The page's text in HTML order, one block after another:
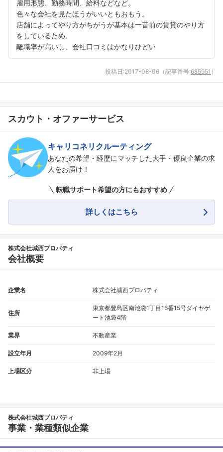
フォローしました
こちらの企業もフォローしませんか？
雇用形態、勤務時間、給料などなど。
色々な会社を見たほうがいいともおもう。
店舗によってやり方がちがうが基本は一昔前の賃貸のやり方
をしているため、
離職率が高いし、会社口コミはかなりひどい
投稿日:2017-08-06 （記事番号:685951 ）
スカウト・オファーサービス
キャリコネリクルーティング
あなたの希望・経歴にマッチした大手・優良企業の求
人をお届け！
転職サポート希望の方にもおすすめ
詳しくはこちら
株式会社城西プロパティ
会社概要
企業名 株式会社城西プロパティ
住所
東京都豊島区南池袋1丁目16番15号ダイヤゲ
ート池袋4階
業界 不動産業
設立年月 2009年2月
上場区分 非上場
株式会社城西プロパティ
事業・業種類似企業